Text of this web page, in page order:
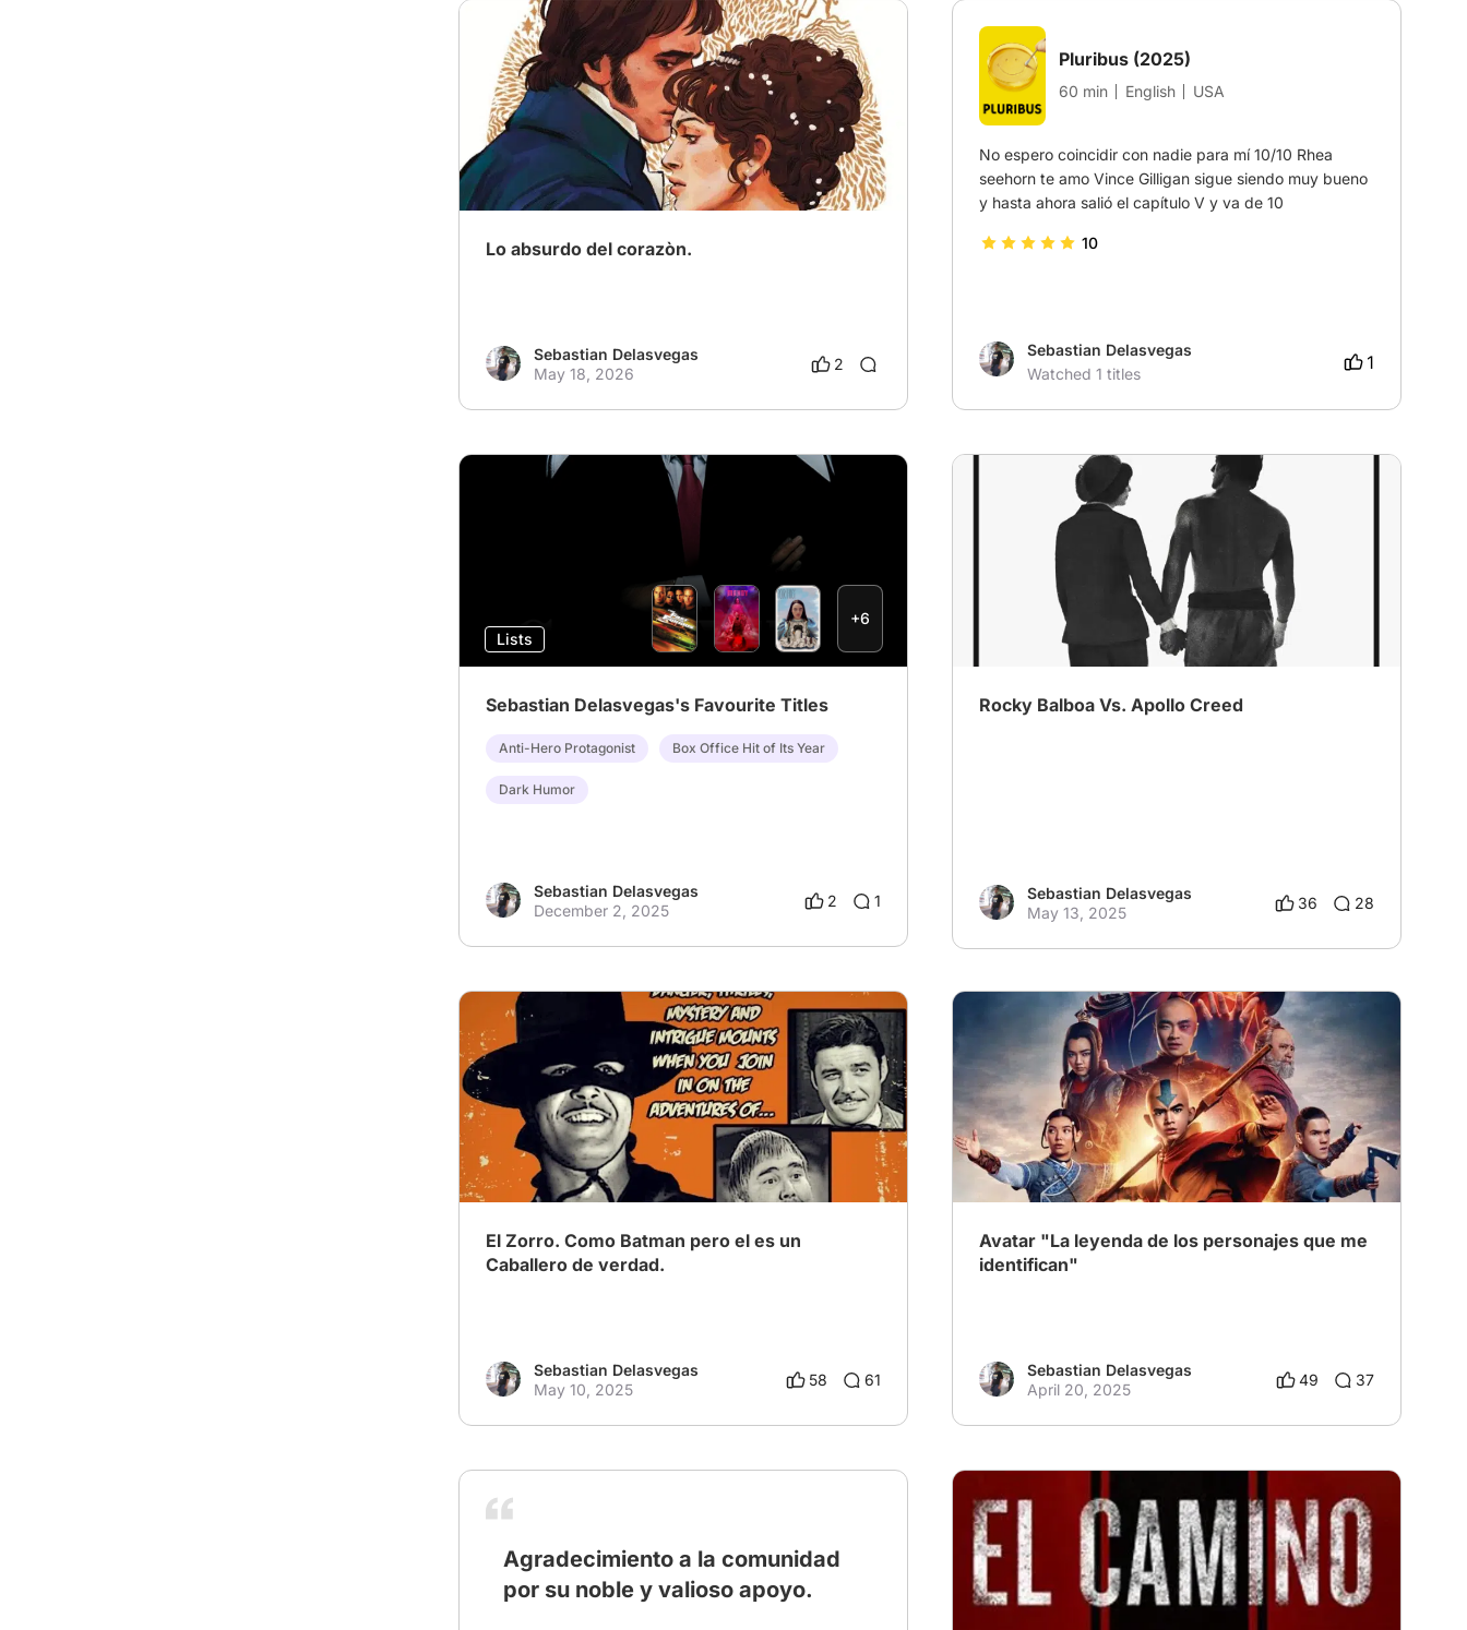
Lo absurdo del corazòn.
Sebastian Delasvegas
May 18, 2026
2
Pluribus(2025)
60 min English USA
No espero coincidir con nadie para mí 10/10 Rhea
seehorn te amo Vince Gilligan sigue siendo muy bueno
y hasta ahora salió el capítulo V y va de 10
10
Sebastian Delasvegas
Watched 1 titles
1
Lists
+6
Sebastian Delasvegas's Favourite Titles
Anti-Hero Protagonist Box Office Hit of Its Year
Dark Humor
Sebastian Delasvegas
December 2, 2025
2 1
Rocky Balboa Vs. Apollo Creed
Sebastian Delasvegas
May 13, 2025
36 28
El Zorro. Como Batman pero el es un
Caballero de verdad.
Sebastian Delasvegas
May 10, 2025
58 61
Avatar "La leyenda de los personajes que me
identifican"
Sebastian Delasvegas
April 20, 2025
49 37
Agradecimiento a la comunidad
por su noble y valioso apoyo.